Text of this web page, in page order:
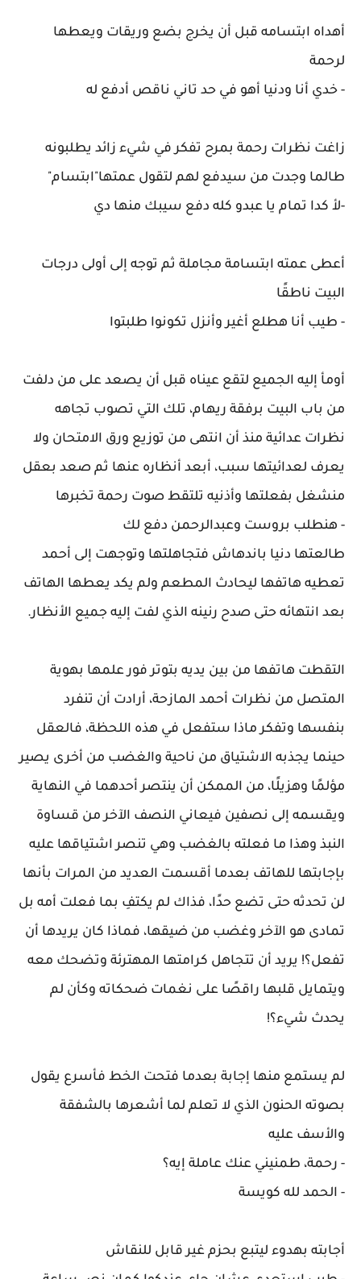
أهداه ابتسامه قبل أن يخرج بضع وريقات ويعطها
لرحمة
- خدي أنا ودنيا أهو في حد تاني ناقص أدفع له
زاغت نظرات رحمة بمرح تفكر في شيء زائد يطلبونه
طالما وجدت من سيدفع لهم لتقول عمتها"ابتسام"
-لأ كدا تمام يا عبدو كله دفع سيبك منها دي
أعطى عمته ابتسامة مجاملة ثم توجه إلى أولى درجات
البيت ناطقًا
- طيب أنا هطلع أغير وأنزل تكونوا طلبتوا
أومأ إليه الجميع لتقع عيناه قبل أن يصعد على من دلفت
من باب البيت برفقة ريهام، تلك التي تصوب تجاهه
نظرات عدائية منذ أن انتهى من توزيع ورق الامتحان ولا
يعرف لعدائيتها سبب، أبعد أنظاره عنها ثم صعد بعقل
منشغل بفعلتها وأذنيه تلتقط صوت رحمة تخبرها
- هنطلب بروست وعبدالرحمن دفع لك
طالعتها دنيا باندهاش فتجاهلتها وتوجهت إلى أحمد
تعطيه هاتفها ليحادث المطعم ولم يكد يعطها الهاتف
بعد انتهائه حتى صدح رنينه الذي لفت إليه جميع الأنظار.
التقطت هاتفها من بين يديه بتوتر فور علمها بهوية
المتصل من نظرات أحمد المازحة، أرادت أن تنفرد
بنفسها وتفكر ماذا ستفعل في هذه اللحظة، فالعقل
حينما يجذبه الاشتياق من ناحية والغضب من أخرى يصير
مؤلمًا وهزيلًا، من الممكن أن ينتصر أحدهما في النهاية
ويقسمه إلى نصفين فيعاني النصف الآخر من قساوة
النبذ وهذا ما فعلته بالغضب وهي تنصر اشتياقها عليه
بإجابتها للهاتف بعدما أقسمت العديد من المرات بأنها
لن تحدثه حتى تضع حدًا، فذاك لم يكتفِ بما فعلت أمه بل
تمادى هو الآخر وغضب من ضيقها، فماذا كان يريدها أن
تفعل؟! يريد أن تتجاهل كرامتها المهترئة وتضحك معه
ويتمايل قلبها راقصًا على نغمات ضحكاته وكأن لم
يحدث شيء؟!
لم يستمع منها إجابة بعدما فتحت الخط فأسرع يقول
بصوته الحنون الذي لا تعلم لما أشعرها بالشفقة
والأسف عليه
- رحمة، طمنيني عنك عاملة إيه؟
- ‏الحمد لله كويسة
أجابته بهدوء ليتبع بحزم غير قابل للنقاش